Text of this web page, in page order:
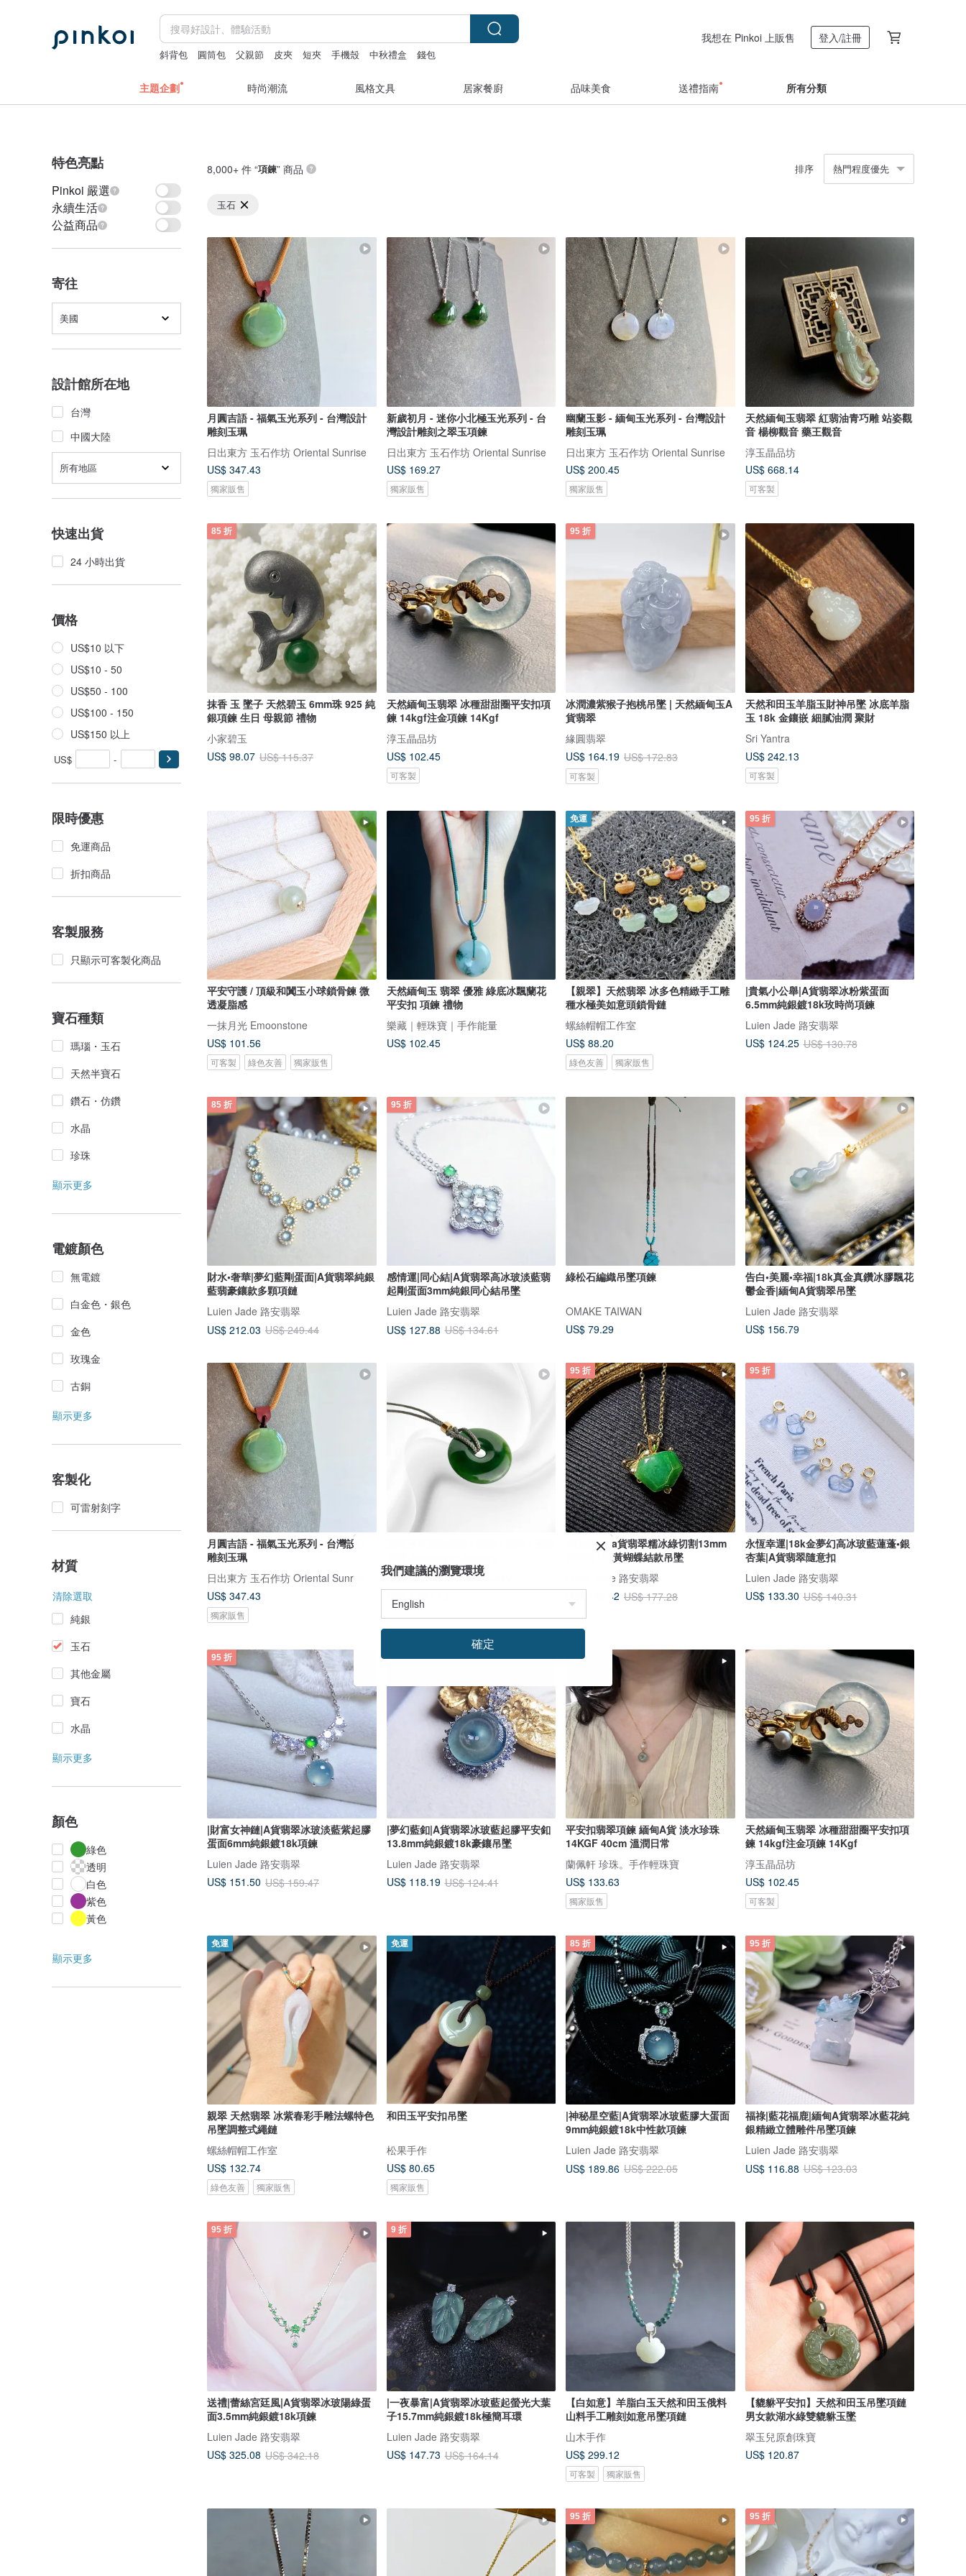
斜背包 圓筒包 父親節 皮夾 短夾 手機殼 中秋禮盒 錢包
我想在 Pinkoi 上販售 登入/註冊
主題企劃 時尚潮流 風格文具 居家餐廚 品味美食 送禮指南 所有分類
特色亮點
Pinkoi 嚴選
永續生活
公益商品
寄往
美國
設計館所在地
台灣
中國大陸
所有地區
快速出貨
24 小時出貨
價格
US$10 以下
US$10 - 50
US$50 - 100
US$100 - 150
US$150 以上
US$ -
限時優惠
免運商品
折扣商品
客製服務
只顯示可客製化商品
寶石種類
瑪瑙・玉石
天然半寶石
鑽石・仿鑽
水晶
珍珠
顯示更多
電鍍顏色
無電鍍
白金色・銀色
金色
玫瑰金
古銅
顯示更多
客製化
可雷射刻字
材質
清除選取
純銀
玉石
其他金屬
寶石
水晶
顯示更多
顏色
綠色
透明
白色
紫色
黃色
顯示更多
8,000+ 件 “項鍊” 商品 排序 熱門程度優先
玉石
月圓吉語 - 福氣玉光系列 - 台灣設計
雕刻玉珮
日出東方 玉石作坊 Oriental Sunrise
US$ 347.43
獨家販售
新歲初月 - 迷你小北極玉光系列 - 台
灣設計雕刻之翠玉項鍊
日出東方 玉石作坊 Oriental Sunrise
US$ 169.27
獨家販售
幽蘭玉影 - 緬甸玉光系列 - 台灣設計
雕刻玉珮
日出東方 玉石作坊 Oriental Sunrise
US$ 200.45
獨家販售
天然緬甸玉翡翠 紅翡油青巧雕 站姿觀
音 楊柳觀音 藥王觀音
淳玉晶品坊
US$ 668.14
可客製
85 折
抹香 玉 墜子 天然碧玉 6mm珠 925 純
銀項鍊 生日 母親節 禮物
小家碧玉
US$ 98.07 US$ 115.37
天然緬甸玉翡翠 冰種甜甜圈平安扣項
鍊 14kgf注金項鍊 14Kgf
淳玉晶品坊
US$ 102.45
可客製
95 折
冰潤濃紫猴子抱桃吊墜 | 天然緬甸玉A
貨翡翠
緣圓翡翠
US$ 164.19 US$ 172.83
可客製
天然和田玉羊脂玉財神吊墜 冰底羊脂
玉 18k 金鑲嵌 細膩油潤 聚財
Sri Yantra
US$ 242.13
可客製
平安守護 / 頂級和闐玉小球鎖骨鍊 微
透凝脂感
一抹月光 Emoonstone
US$ 101.56
可客製 綠色友善 獨家販售
天然緬甸玉 翡翠 優雅 綠底冰飄蘭花
平安扣 項鍊 禮物
樂藏｜輕珠寶｜手作能量
US$ 102.45
免運
【親翠】天然翡翠 冰多色精緻手工雕
種水極美如意頭鎖骨鏈
螺絲帽帽工作室
US$ 88.20
綠色友善 獨家販售
95 折
|貴氣小公舉|A貨翡翠冰粉紫蛋面
6.5mm純銀鍍18k玫時尚項鍊
Luien Jade 路安翡翠
US$ 124.25 US$ 130.78
85 折
財水•奢華|夢幻藍剛蛋面|A貨翡翠純銀
藍翡豪鑲款多顆項鏈
Luien Jade 路安翡翠
US$ 212.03 US$ 249.44
95 折
感情運|同心結|A貨翡翠高冰玻淡藍翡
起剛蛋面3mm純銀同心結吊墜
Luien Jade 路安翡翠
US$ 127.88 US$ 134.61
綠松石編織吊墜項鍊
OMAKE TAIWAN
US$ 79.29
告白•美麗•幸福|18k真金真鑽冰膠飄花
鬱金香|緬甸A貨翡翠吊墜
Luien Jade 路安翡翠
US$ 156.79
月圓吉語 - 福氣玉光系列 - 台灣設計
雕刻玉珮
日出東方 玉石作坊 Oriental Sunrise
US$ 347.43
獨家販售
玉識形態 JadeStyle Jewelry
95 折
|有財甜心|a貨翡翠糯冰綠切割13mm
純銀鍍18k黃蝴蝶結款吊墜
Luien Jade 路安翡翠
US$ 168.42 US$ 177.28
95 折
永恆幸運|18k金夢幻高冰玻藍蓮蓬•銀
杏葉|A貨翡翠隨意扣
Luien Jade 路安翡翠
US$ 133.30 US$ 140.31
95 折
|財富女神鏈|A貨翡翠冰玻淡藍紫起膠
蛋面6mm純銀鍍18k項鍊
Luien Jade 路安翡翠
US$ 151.50 US$ 159.47
95 折
|夢幻藍釦|A貨翡翠冰玻藍起膠平安釦
13.8mm純銀鍍18k豪鑲吊墜
Luien Jade 路安翡翠
US$ 118.19 US$ 124.41
平安扣翡翠項鍊 緬甸A貨 淡水珍珠
14KGF 40cm 溫潤日常
蘭佩軒 珍珠。手作輕珠寶
US$ 133.63
獨家販售
天然緬甸玉翡翠 冰種甜甜圈平安扣項
鍊 14kgf注金項鍊 14Kgf
淳玉晶品坊
US$ 102.45
可客製
免運
親翠 天然翡翠 冰紫春彩手雕法螺特色
吊墜調整式繩鏈
螺絲帽帽工作室
US$ 132.74
綠色友善 獨家販售
免運
和田玉平安扣吊墜
松果手作
US$ 80.65
獨家販售
85 折
|神秘星空藍|A貨翡翠冰玻藍膠大蛋面
9mm純銀鍍18k中性款項鍊
Luien Jade 路安翡翠
US$ 189.86 US$ 222.05
95 折
福祿|藍花福鹿|緬甸A貨翡翠冰藍花純
銀精緻立體雕件吊墜項鍊
Luien Jade 路安翡翠
US$ 116.88 US$ 123.03
95 折
送禮|蕾絲宮廷風|A貨翡翠冰玻陽綠蛋
面3.5mm純銀鍍18k項鍊
Luien Jade 路安翡翠
US$ 325.08 US$ 342.18
9 折
|一夜暴富|A貨翡翠冰玻藍起螢光大葉
子15.7mm純銀鍍18k極簡耳環
Luien Jade 路安翡翠
US$ 147.73 US$ 164.14
【白如意】羊脂白玉天然和田玉俄料
山料手工雕刻如意吊墜項鏈
山木手作
US$ 299.12
可客製 獨家販售
【貔貅平安扣】天然和田玉吊墜項鏈
男女款湖水綠雙貔貅玉墜
翠玉兒原創珠寶
US$ 120.87
95 折 95 折
我們建議的瀏覽環境
確定